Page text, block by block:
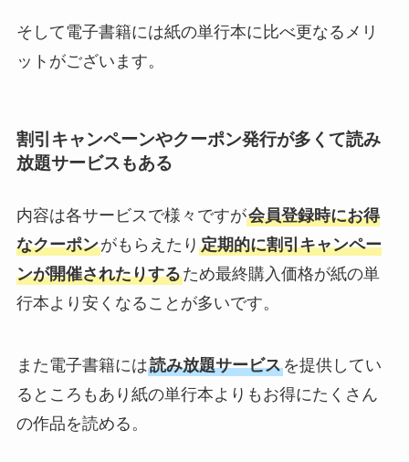
そして電子書籍には紙の単行本に比べ更なるメリ
ットがございます。
割引キャンペーンやクーポン発行が多くて読み
放題サービスもある
内容は各サービスで様々ですが会員登録時にお得
なクーポンがもらえたり 定期的に割引キャンペー
ンが開催されたりするため最終購入価格が紙の単
行本より安くなることが多いです。
また電子書籍には読み放題サービスを提供してい
るところもあり紙の単行本よりもお得にたくさん
の作品を読める。